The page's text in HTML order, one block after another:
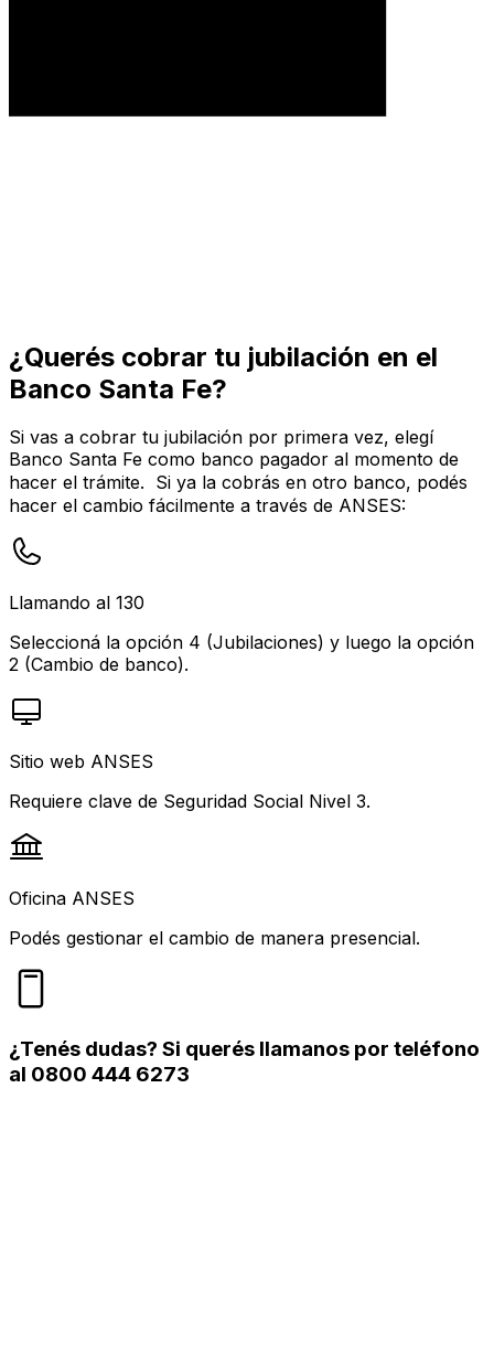
¿Querés cobrar tu jubilación en el
Banco Santa Fe?
Si vas a cobrar tu jubilación por primera vez, elegí
Banco Santa Fe como banco pagador al momento de
hacer el trámite. Si ya la cobrás en otro banco, podés
hacer el cambio fácilmente a través de ANSES:
Llamando al 130
Seleccioná la opción 4 (Jubilaciones) y luego la opción
2 (Cambio de banco).
Sitio web ANSES
Requiere clave de Seguridad Social Nivel 3.
Oficina ANSES
Podés gestionar el cambio de manera presencial.
¿Tenés dudas? Si querés llamanos por teléfono
al 0800 444 6273